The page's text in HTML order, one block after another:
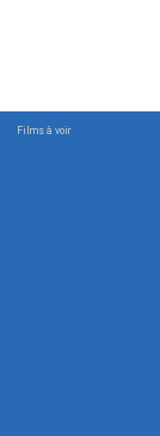
Films à voir